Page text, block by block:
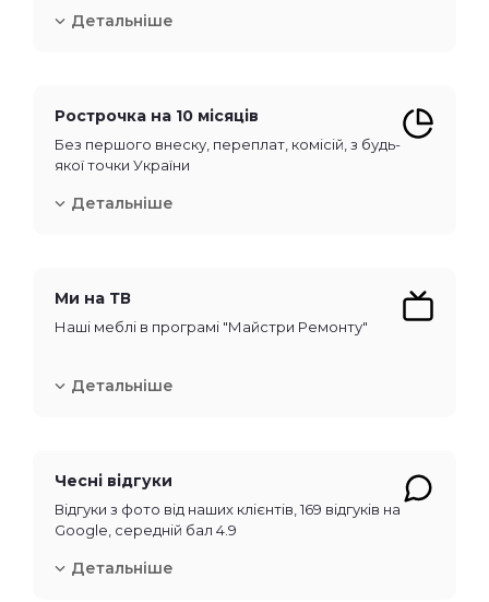
Детальніше
Рострочка на 10 місяців
Без першого внеску, переплат, комісій, з будь-
якої точки України
Детальніше
Ми на ТВ
Наші меблі в програмі "Майстри Ремонту"
Детальніше
Чесні відгуки
Відгуки з фото від наших клієнтів, 169 відгуків на
Google, середній бал 4.9
Детальніше